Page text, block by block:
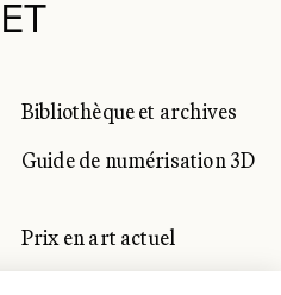
Bibliothèque et archives
Guide de numérisation 3D
Prix en art actuel